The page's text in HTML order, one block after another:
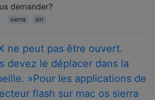
demander?
sierra siri
ne peut pas être ouvert.
devez le déplacer dans la
»Pour les applications de
flash sur mac os sierra